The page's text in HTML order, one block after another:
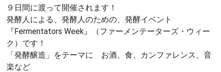
b
o
o
k
n
a
et
t
９日間に渡って開催されます！
発酵人による、発酵人のための、発酵イベント
『Fermentators Week』（ファーメンテーターズ・ウィー
ク）です！
「発酵醸造」をテーマに お酒、食、カンファレンス、音
楽など